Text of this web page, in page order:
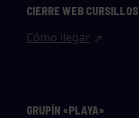
CIERRE WEB CURSILLOS
Cómo llegar
GRUPÍN «PLAYA»